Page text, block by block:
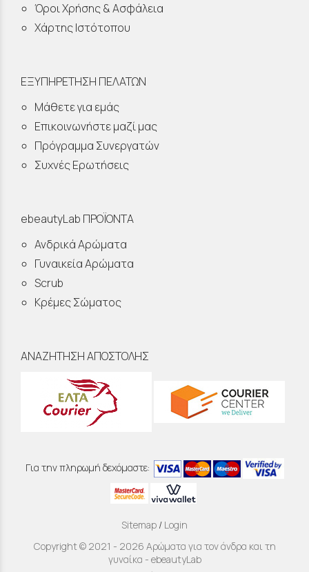
Όροι Χρήσης & Ασφάλεια
Χάρτης Ιστότοπου
ΕΞΥΠΗΡΕΤΗΣΗ ΠΕΛΑΤΩΝ
Μάθετε για εμάς
Επικοινωνήστε μαζί μας
Πρόγραμμα Συνεργατών
Συχνές Ερωτήσεις
ebeautyLab ΠΡΟΪΟΝΤΑ
Ανδρικά Αρώματα
Γυναικεία Αρώματα
Scrub
Κρέμες Σώματος
ΑΝΑΖΗΤΗΣΗ ΑΠΟΣΤΟΛΗΣ
Για την πληρωμή δεχόμαστε:
Sitemap / Login
Copyright © 2021 - 2026 Αρώματα για τον άνδρα και τη
γυναίκα - ebeautyLab